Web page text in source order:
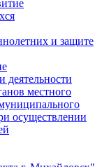
и защите
деятельности
местного
осуществлении